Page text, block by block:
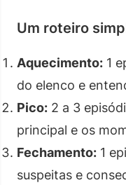
Um roteiro
Aquecimento: 1
do elenco e
Pico: 2 a 3
principal e os
Fechamento: 1
suspeitas e